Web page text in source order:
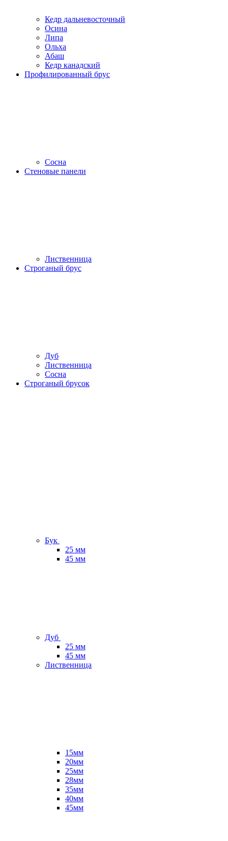
Кедр дальневосточный
Осина
Липа
Ольха
Абаш
Кедр канадский
Профилированный брус
Сосна
Стеновые панели
Лиственница
Строганый брус
Дуб
Лиственница
Сосна
Строганый брусок
Бук
25 мм
45 мм
Дуб
25 мм
45 мм
Лиственница
15мм
20мм
25мм
28мм
35мм
40мм
45мм